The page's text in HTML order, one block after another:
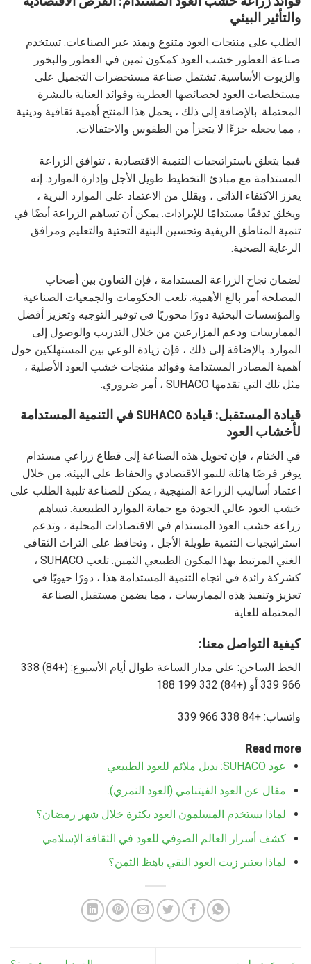
والتأثير البيئي
الطلب على منتجات العود متنوع ويمتد عبر الصناعات. تستخدم
صناعة العطور خشب العود كمكون ثمين في العطور والبخور
والزيوت الأساسية. تشتمل صناعة مستحضرات التجميل على
مستخلصات العود لخصائصها العطرية وفوائد العناية بالبشرة
المحتملة. بالإضافة إلى ذلك ، يحمل هذا المنتج أهمية ثقافية ودينية
، مما يجعله جزءًا لا يتجزأ من الطقوس والاحتفالات.
فيما يتعلق باستراتيجيات التنمية الاقتصادية ، تتوافق الزراعة
المستدامة مع مبادئ التخطيط طويل الأجل وإدارة الموارد. إنه
يعزز الاكتفاء الذاتي ، ويقلل من الاعتماد على الموارد البرية ،
ويخلق تدفقًا مستدامًا للإيرادات. يمكن أن تساهم الزراعة أيضًا في
تنمية المناطق الريفية وتحسين البنية التحتية والتعليم ومرافق
الرعاية الصحية.
لضمان نجاح الزراعة المستدامة ، فإن التعاون بين أصحاب
المصلحة أمر بالغ الأهمية. تلعب الحكومات والجمعيات الصناعية
والمؤسسات البحثية دورًا محوريًا في توفير التوجيه وتعزيز أفضل
الممارسات ودعم المزارعين من خلال التدريب والوصول إلى
الموارد. بالإضافة إلى ذلك ، فإن زيادة الوعي بين المستهلكين حول
أهمية المصادر المستدامة وفوائد منتجات خشب العود الأصلية ،
مثل تلك التي تقدمها SUHACO ، أمر ضروري.
قيادة المستقبل: قيادة SUHACO في التنمية المستدامة
لأخشاب العود
في الختام ، فإن تحويل هذه الصناعة إلى قطاع زراعي مستدام
يوفر فرصًا هائلة للنمو الاقتصادي والحفاظ على البيئة. من خلال
اعتماد أساليب الزراعة المنهجية ، يمكن للصناعة تلبية الطلب على
خشب العود عالي الجودة مع حماية الموارد الطبيعية. تساهم
زراعة خشب العود المستدام في الاقتصادات المحلية ، وتدعم
استراتيجيات التنمية طويلة الأجل ، وتحافظ على التراث الثقافي
الغني المرتبط بهذا المكون الطبيعي الثمين. تلعب SUHACO ،
كشركة رائدة في اتجاه التنمية المستدامة هذا ، دورًا حيويًا في
تعزيز وتنفيذ هذه الممارسات ، مما يضمن مستقبل الصناعة
المحتملة للغاية.
كيفية التواصل معنا:
الخط الساخن: على مدار الساعة طوال أيام الأسبوع: (+84) 338
966 339 أو (+84) 332 199 188
واتساب: +84 338 966 339
Read more
عود SUHACO: بديل ملائم للعود الطبيعي
مقال عن العود الفيتنامي (العود النمري).
لماذا يستخدم المسلمون العود بكثرة خلال شهر رمضان؟
كشف أسرار العالم الصوفي للعود في الثقافة الإسلامي
لماذا يعتبر زيت العود النقي باهظ الثمن؟